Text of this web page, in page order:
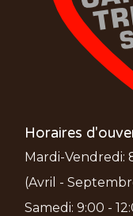
Horaires
Mardi-Vendredi:
(Avril -
Samedi: 9:00 -